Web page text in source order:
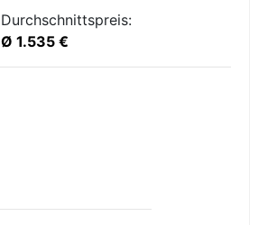
Durchschnittspreis:
Ø 1.535 €